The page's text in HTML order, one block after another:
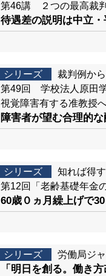
第46講 ２つの最高裁
待遇差の説明は中立
シリーズ
裁判例か
第49回 学校法人原田
視覚障害有する准教授
障害者が望む合理的
シリーズ
知れば得
第12回「老齢基礎年金
60歳０ヵ月繰上げで
シリーズ 労働局ジ
「明日を創る。働き